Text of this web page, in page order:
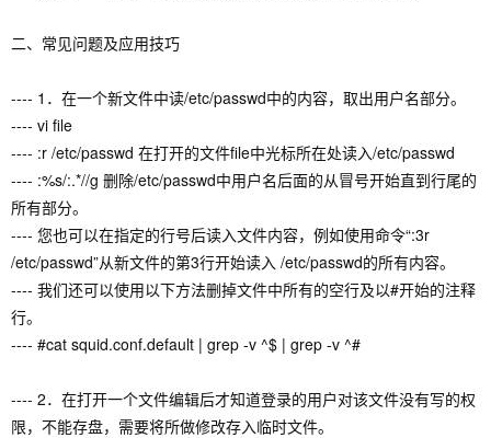
二、常见问题及应用技巧
---- 1．在一个新文件中读/etc/passwd中的内容，取出用户名部分。
---- vi file
---- :r /etc/passwd 在打开的文件file中光标所在处读入/etc/passwd
---- :%s/:.*//g 删除/etc/passwd中用户名后面的从冒号开始直到行尾的
所有部分。
---- 您也可以在指定的行号后读入文件内容，例如使用命令“:3r
/etc/passwd”从新文件的第3行开始读入 /etc/passwd的所有内容。
---- 我们还可以使用以下方法删掉文件中所有的空行及以#开始的注释
行。
---- #cat squid.conf.default | grep -v ^$ | grep -v ^#
---- 2．在打开一个文件编辑后才知道登录的用户对该文件没有写的权
限，不能存盘，需要将所做修改存入临时文件。